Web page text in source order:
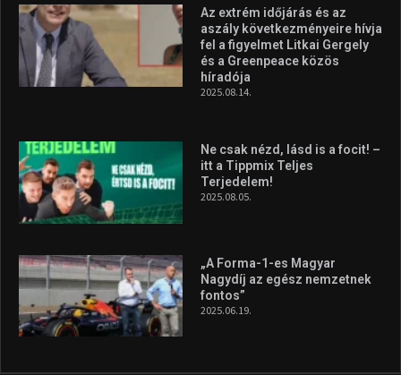
Az extrém időjárás és az
aszály következményeire hívja
fel a figyelmet Litkai Gergely
és a Greenpeace közös
híradója
2025.08.14.
Ne csak nézd, lásd is a focit! –
itt a Tippmix Teljes
Terjedelem!
2025.08.05.
„A Forma-1-es Magyar
Nagydíj az egész nemzetnek
fontos”
2025.06.19.